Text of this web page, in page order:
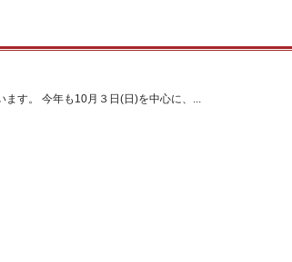
す。 今年も10月３日(日)を中心に、...